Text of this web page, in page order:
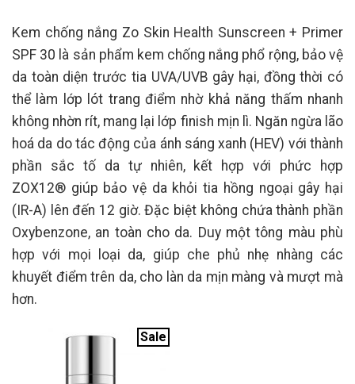
Kem chống nắng Zo Skin Health Sunscreen + Primer
SPF 30 là sản phẩm kem chống nắng phổ rộng, bảo vệ
da toàn diện trước tia UVA/UVB gây hại, đồng thời có
thể làm lớp lót trang điểm nhờ khả năng thấm nhanh
không nhờn rít, mang lại lớp finish mịn lì. Ngăn ngừa lão
hoá da do tác động của ánh sáng xanh (HEV) với thành
phần sắc tố da tự nhiên, kết hợp với phức hợp
ZOX12® giúp bảo vệ da khỏi tia hồng ngoại gây hại
(IR-A) lên đến 12 giờ. Đặc biệt không chứa thành phần
Oxybenzone, an toàn cho da. Duy một tông màu phù
hợp với mọi loại da, giúp che phủ nhẹ nhàng các
khuyết điểm trên da, cho làn da mịn màng và mượt mà
hơn.
Sale